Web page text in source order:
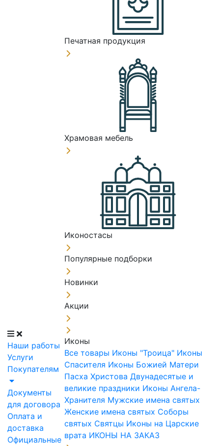
Наши работы
Услуги
Покупателям
Документы
для договора
Оплата и
доставка
Официальные
Печатная продукция
Храмовая мебель
Иконостасы
Популярные подборки
Новинки
Акции
Иконы
Все товары Иконы "Троица" Иконы
Спасителя Иконы Божией Матери
Пасха Христова Двунадесятые и
великие праздники Иконы Ангела-
Хранителя Мужские имена святых
Женские имена святых Соборы
святых Святцы Иконы на Царские
врата ИКОНЫ НА ЗАКАЗ